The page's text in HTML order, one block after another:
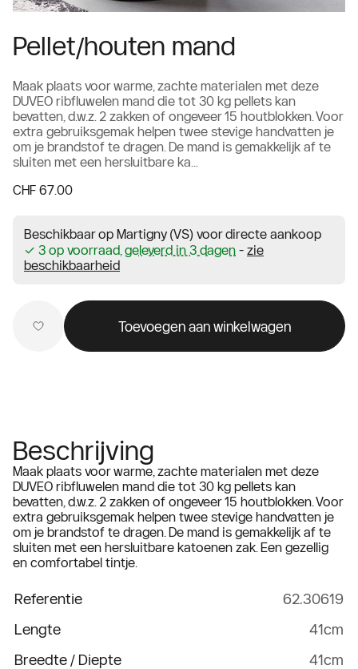
Pellet/houten mand
Maak plaats voor warme, zachte materialen met deze
DUVEO ribfluwelen mand die tot 30 kg pellets kan
bevatten, d.w.z. 2 zakken of ongeveer 15 houtblokken. Voor
extra gebruiksgemak helpen twee stevige handvatten je
om je brandstof te dragen. De mand is gemakkelijk af te
sluiten met een hersluitbare ka...
CHF 67.00
Beschikbaar op Martigny (VS) voor directe aankoop
✓ 3 op voorraad, geleverd in 3 dagen - zie
beschikbaarheid
Toevoegen aan winkelwagen
Beschrijving
Maak plaats voor warme, zachte materialen met deze
DUVEO ribfluwelen mand die tot 30 kg pellets kan
bevatten, d.w.z. 2 zakken of ongeveer 15 houtblokken. Voor
extra gebruiksgemak helpen twee stevige handvatten je
om je brandstof te dragen. De mand is gemakkelijk af te
sluiten met een hersluitbare katoenen zak. Een gezellig
en comfortabel tintje.
Referentie
62.30619
Lengte
41cm
Breedte / Diepte
41cm